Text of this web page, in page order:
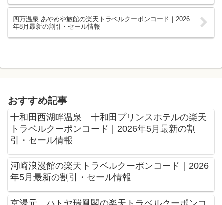
四万温泉 あやめや旅館の楽天トラベルクーポンコード｜2026
年8月最新の割引・セール情報
おすすめ記事
十和田西湖畔温泉 十和田プリンスホテルの楽天
トラベルクーポンコード｜2026年5月最新の割
引・セール情報
河崎浪漫館の楽天トラベルクーポンコード｜2026
年5月最新の割引・セール情報
京湯元 ハトヤ瑞鳳閣の楽天トラベルクーポンコ